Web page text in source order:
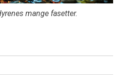
mange fasetter.